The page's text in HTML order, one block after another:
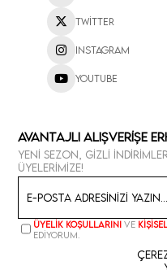
Twitter
Instagram
Youtube
Avantajlı Alışverişe
Yeni sezon, gizli
üyelerimize!
Üyelik koşullarını ve
ediyorum.